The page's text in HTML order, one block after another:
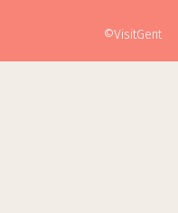
©VisitGent